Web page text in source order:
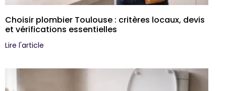
Choisir plombier Toulouse : critères locaux, devis
et vérifications essentielles
Lire l'article